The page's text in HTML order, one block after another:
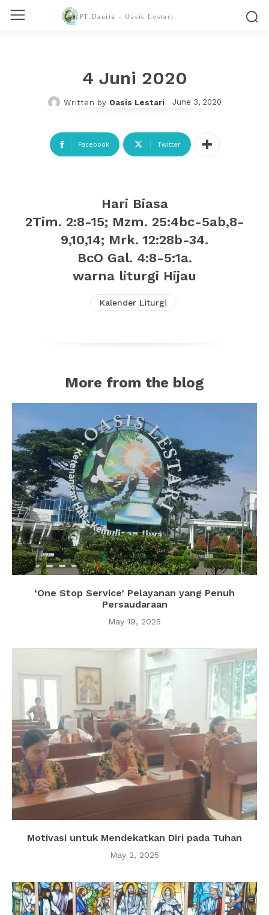
PT.Danita - Oasis Lestari
4 Juni 2020
Written by Oasis Lestari June 3, 2020
Facebook Twitter
Hari Biasa
2Tim. 2:8-15; Mzm. 25:4bc-5ab,8-
9,10,14; Mrk. 12:28b-34.
BcO Gal. 4:8-5:1a.
warna liturgi Hijau
Kalender Liturgi
More from the blog
‘One Stop Service’ Pelayanan yang Penuh
Persaudaraan
May 19, 2025
Motivasi untuk Mendekatkan Diri pada Tuhan
May 2, 2025